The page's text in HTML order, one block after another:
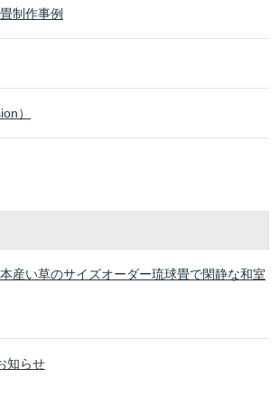
制作事例
）
産い草のサイズオーダー琉球畳で閑静な和室
知らせ